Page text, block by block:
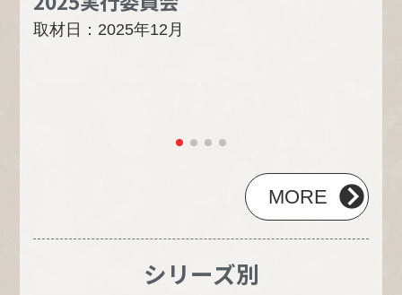
取材日：2025年12月
MORE
シリーズ別